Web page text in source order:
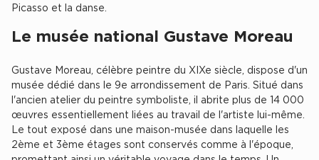
Location de Commerces à Bordeaux
Location de Commerces à Toulouse
Achat de Commerces
Achat de Commerces à Nîmes
Achat de Commerces à Toulouse
Picasso et la danse.
Le musée national Gustave Moreau
Gustave Moreau, célèbre peintre du XIXe siècle, dispose d'un
musée dédié dans le 9e arrondissement de Paris. Situé dans
l'ancien atelier du peintre symboliste, il abrite plus de 14 000
œuvres essentiellement liées au travail de l'artiste lui-même.
Le tout exposé dans une maison-musée dans laquelle les
2ème et 3ème étages sont conservés comme à l'époque,